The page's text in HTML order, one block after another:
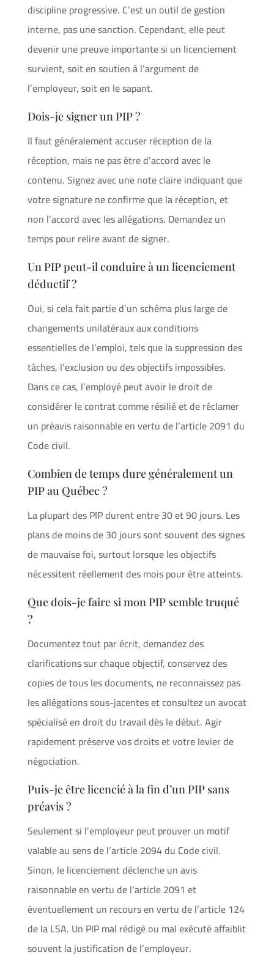
discipline progressive. C’est un outil de gestion
interne, pas une sanction. Cependant, elle peut
devenir une preuve importante si un licenciement
survient, soit en soutien à l’argument de
l’employeur, soit en le sapant.
Dois-je signer un PIP ?
Il faut généralement accuser réception de la
réception, mais ne pas être d’accord avec le
contenu. Signez avec une note claire indiquant que
votre signature ne confirme que la réception, et
non l’accord avec les allégations. Demandez un
temps pour relire avant de signer.
Un PIP peut-il conduire à un licenciement
déductif ?
Oui, si cela fait partie d’un schéma plus large de
changements unilatéraux aux conditions
essentielles de l’emploi, tels que la suppression des
tâches, l’exclusion ou des objectifs impossibles.
Dans ce cas, l’employé peut avoir le droit de
considérer le contrat comme résilié et de réclamer
un préavis raisonnable en vertu de l’article 2091 du
Code civil.
Combien de temps dure généralement un
PIP au Québec ?
La plupart des PIP durent entre 30 et 90 jours. Les
plans de moins de 30 jours sont souvent des signes
de mauvaise foi, surtout lorsque les objectifs
nécessitent réellement des mois pour être atteints.
Que dois-je faire si mon PIP semble truqué
?
Documentez tout par écrit, demandez des
clarifications sur chaque objectif, conservez des
copies de tous les documents, ne reconnaissez pas
les allégations sous-jacentes et consultez un avocat
spécialisé en droit du travail dès le début. Agir
rapidement préserve vos droits et votre levier de
négociation.
Puis-je être licencié à la fin d’un PIP sans
préavis ?
Seulement si l’employeur peut prouver un motif
valable au sens de l’article 2094 du Code civil.
Sinon, le licenciement déclenche un avis
raisonnable en vertu de l’article 2091 et
éventuellement un recours en vertu de l’article 124
de la LSA. Un PIP mal rédigé ou mal exécuté affaiblit
souvent la justification de l’employeur.